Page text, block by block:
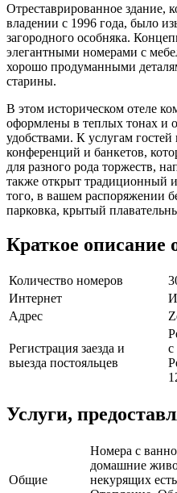
Отреставрированное здание,
владении с 1996 года, было
загородного особняка.
элегантными номерами с
хорошо продуманными
старины.
В этом историческом отеле
оформлены в теплых тонах и
удобствами. К услугам
конференций и банкетов,
для разного рода торжеств,
также открыт традиционный
того, в вашем распоряжении
парковка, крытый
Краткое описание
Количество номеров
Интернет
Адрес
Регистрация заезда и
выезда постояльцев
с
Услуги,
Общие
Номера с
домашние
некурящих